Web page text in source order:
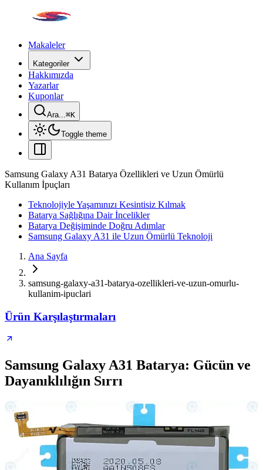
Makaleler
Kategoriler
Hakkımızda
Yazarlar
Kuponlar
Ara...⌘K
Toggle theme
Samsung Galaxy A31 Batarya Özellikleri ve Uzun Ömürlü
Kullanım İpuçları
Teknolojiyle Yaşamınızı Kesintisiz Kılmak
Batarya Sağlığına Dair İncelikler
Batarya Değişiminde Doğru Adımlar
Samsung Galaxy A31 ile Uzun Ömürlü Teknoloji
Ana Sayfa
samsung-galaxy-a31-batarya-ozellikleri-ve-uzun-omurlu-
kullanim-ipuclari
Ürün Karşılaştırmaları
Samsung Galaxy A31 Batarya: Gücün ve
Dayanıklılığın Sırrı